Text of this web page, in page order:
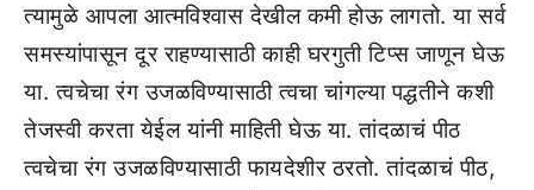
त्यामुळे आपला आत्मविश्वास देखील कमी होऊ लागतो. या सर्व
समस्यांपासून दूर राहण्यासाठी काही घरगुती टिप्स जाणून घेऊ
या. त्वचेचा रंग उजळविण्यासाठी त्वचा चांगल्या पद्धतीने कशी
तेजस्वी करता येईल यांनी माहिती घेऊ या. तांदळाचं पीठ
त्वचेचा रंग उजळविण्यासाठी फायदेशीर ठरतो. तांदळाचं पीठ,